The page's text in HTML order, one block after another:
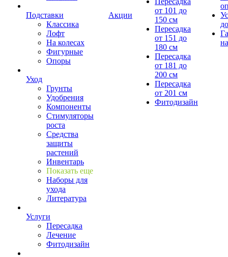
Подставки
Классика
Лофт
На колесах
Фигурные
Опоры
Уход
Грунты
Удобрения
Компоненты
Стимуляторы
роста
Средства
защиты
растений
Инвентарь
Показать еще
Наборы для
ухода
Литература
Услуги
Пересадка
Лечение
Фитодизайн
Акции
от 101 до
150 см
Пересадка
от 151 до
180 см
Пересадка
от 181 до
200 см
Пересадка
от 201 см
Фитодизайн